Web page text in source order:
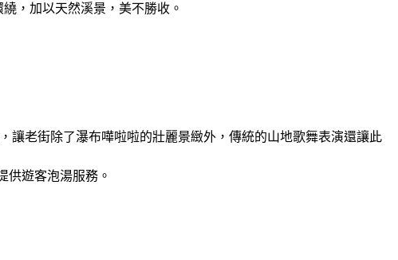
，加以天然溪景，美不勝收。
讓老街除了瀑布嘩啦啦的壯麗景緻外，傳統的山地歌舞表演還讓此
供遊客泡湯服務。